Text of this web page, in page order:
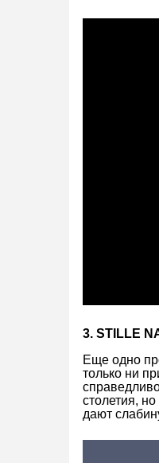
3. STILLE
Еще одно
только ни
столетия,
дают